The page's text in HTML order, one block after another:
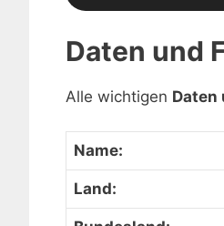
Daten und
Alle wichtigen Daten
Name:
Land: